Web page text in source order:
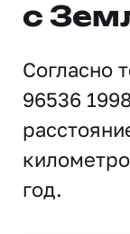
с
Согласно
96536
год.